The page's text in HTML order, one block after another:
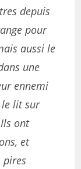
depuis
pour
aussi le
une
ennemi
le lit sur
ont
et